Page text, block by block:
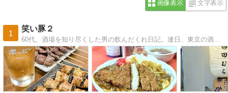
画像表示 文字表示
1
笑い豚２
60代。酒場を知り尽くした男の飲んだくれ日記。連日、東京の酒場で飲んでます。天国に酒は無い！生きている内に飲もう♪